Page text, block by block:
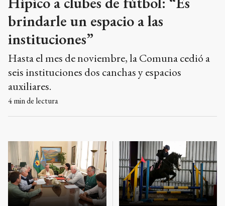
brindarle un espacio a las
instituciones”
Hasta el mes de noviembre, la Comuna cedió a
seis instituciones dos canchas y espacios
auxiliares.
4min de lectura